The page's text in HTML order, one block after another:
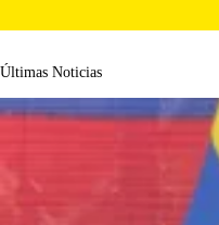
Últimas Noticias